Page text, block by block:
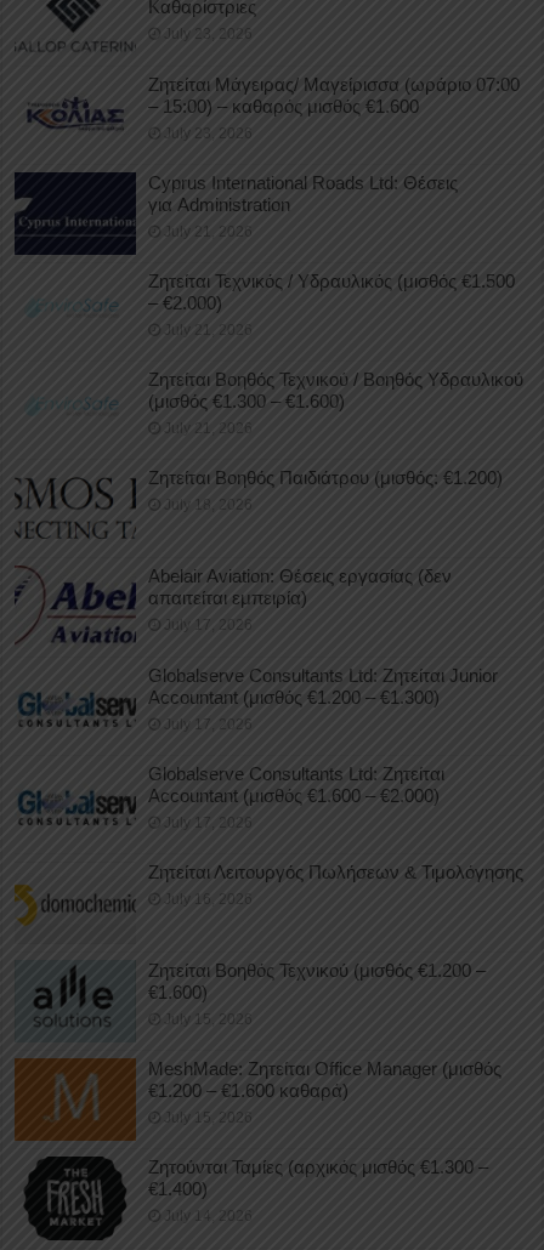
Καθαρίστριες
July 23, 2026
Ζητείται Μάγειρας/ Μαγείρισσα (ωράριο 07:00
– 15:00) – καθαρός μισθός €1.600
July 23, 2026
Cyprus International Roads Ltd: Θέσεις
για Administration
July 21, 2026
Ζητείται Τεχνικός / Υδραυλικός (μισθός €1.500
– €2.000)
July 21, 2026
Ζητείται Βοηθός Τεχνικού / Βοηθός Υδραυλικού
(μισθός €1.300 – €1.600)
July 21, 2026
Ζητείται Βοηθός Παιδιάτρου (μισθός: €1.200)
July 18, 2026
Abelair Aviation: Θέσεις εργασίας (δεν
απαιτείται εμπειρία)
July 17, 2026
Globalserve Consultants Ltd: Ζητείται Junior
Accountant (μισθός €1.200 – €1.300)
July 17, 2026
Globalserve Consultants Ltd: Ζητείται
Accountant (μισθός €1.600 – €2.000)
July 17, 2026
Ζητείται Λειτουργός Πωλήσεων & Τιμολόγησης
July 16, 2026
Ζητείται Βοηθός Τεχνικού (μισθός €1.200 –
€1.600)
July 15, 2026
MeshMade: Ζητείται Office Manager (μισθός
€1.200 – €1.600 καθαρά)
July 15, 2026
Ζητούνται Ταμίες (αρχικός μισθός €1.300 –
€1.400)
July 14, 2026